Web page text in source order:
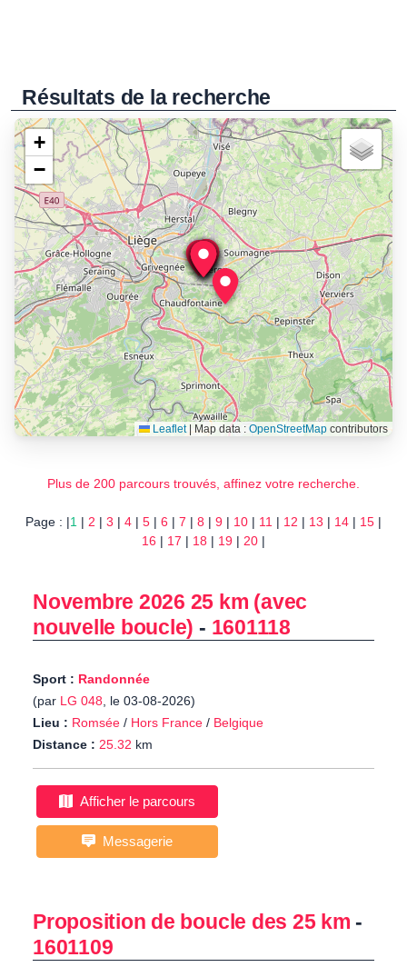
Résultats de la recherche
+
−
Leaflet Map data : OpenStreetMapcontributors
Plus de 200 parcours trouvés, affinez votre recherche.
Page : |1 | 2 | 3 | 4 | 5 | 6 | 7 | 8 | 9 | 10 | 11 | 12 | 13 | 14 | 15 |
16 | 17 | 18 | 19 | 20 |
Novembre 2026 25 km (avec
nouvelle boucle) - 1601118
Sport : Randonnée
(par LG 048, le 03-08-2026)
Lieu : Romsée / Hors France / Belgique
Distance : 25.32 km
Afficher le parcours
Messagerie
Proposition de boucle des 25 km -
1601109